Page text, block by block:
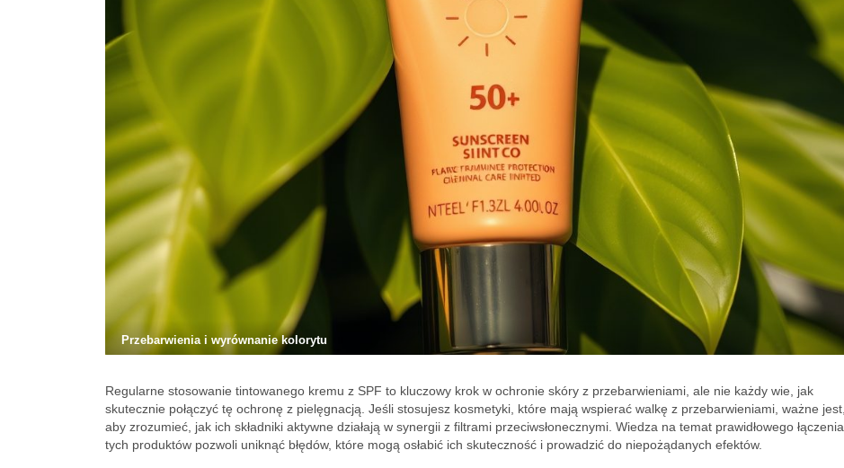
Przebarwienia i wyrównanie kolorytu
Regularne stosowanie tintowanego kremu z SPF to kluczowy krok w ochronie skóry z przebarwieniami, ale nie każdy wie, jak
skutecznie połączyć tę ochronę z pielęgnacją. Jeśli stosujesz kosmetyki, które mają wspierać walkę z przebarwieniami, ważne jest,
aby zrozumieć, jak ich składniki aktywne działają w synergii z filtrami przeciwsłonecznymi. Wiedza na temat prawidłowego łączenia
tych produktów pozwoli uniknąć błędów, które mogą osłabić ich skuteczność i prowadzić do niepożądanych efektów.